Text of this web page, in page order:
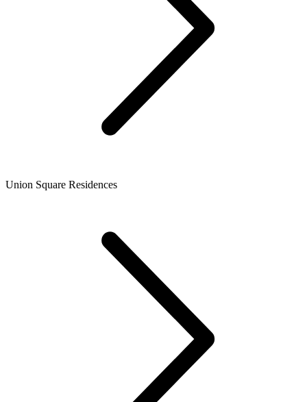
Union Square Residences